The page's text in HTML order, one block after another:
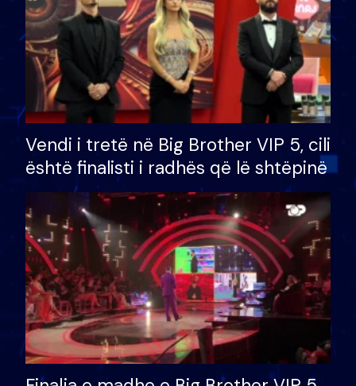
Vendi i tretë në Big Brother VIP 5, cili
është finalisti i radhës që lë shtëpinë